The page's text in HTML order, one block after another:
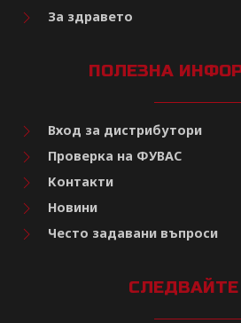
За здравето
ПОЛЕЗНА
Вход за дистрибутори
Проверка на ФУВАС
Контакти
Новини
Често задавани въпроси